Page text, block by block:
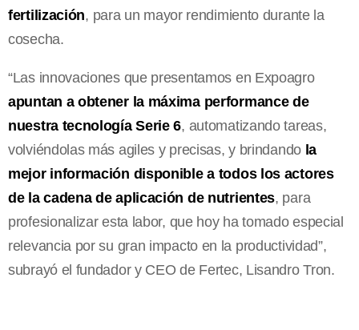
fertilización, para un mayor rendimiento durante la
cosecha.
“Las innovaciones que presentamos en Expoagro
apuntan a obtener la máxima performance de
nuestra tecnología Serie 6, automatizando tareas,
volviéndolas más agiles y precisas, y brindando la
mejor información disponible a todos los actores
de la cadena de aplicación de nutrientes, para
profesionalizar esta labor, que hoy ha tomado especial
relevancia por su gran impacto en la productividad”,
subrayó el fundador y CEO de Fertec, Lisandro Tron.